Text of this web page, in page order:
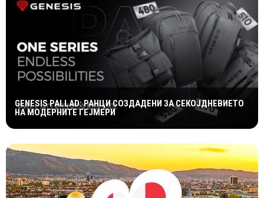
GENESIS PALLAD: РАНЦИ СОЗДАДЕНИ ЗА СЕКОЈДНЕВИЕТО
НА МОДЕРНИТЕ ГЕЈМЕРИ